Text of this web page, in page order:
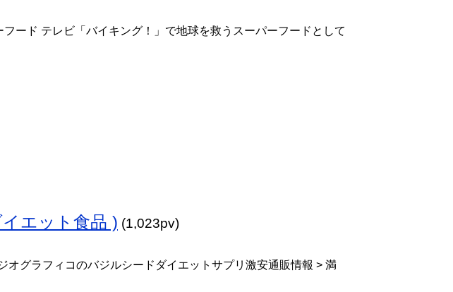
ード テレビ「バイキング！」で地球を救うスーパーフードとして
エット食品 ) (1,023pv)
グラフィコのバジルシードダイエットサプリ激安通販情報 > 満